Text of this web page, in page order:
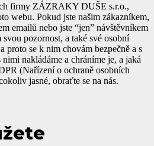
firmy ZÁZRAKY DUŠE s.r.o.,
webu. Pokud jste našim zákazníkem,
emailů nebo jste “jen” návštěvníkem
pozornost, a také své osobní
proto se k nim chovám bezpečně a s
nakládáme a chráníme je, a jaká
(Nařízení o ochraně osobních
jasné, obraťte se na nás.